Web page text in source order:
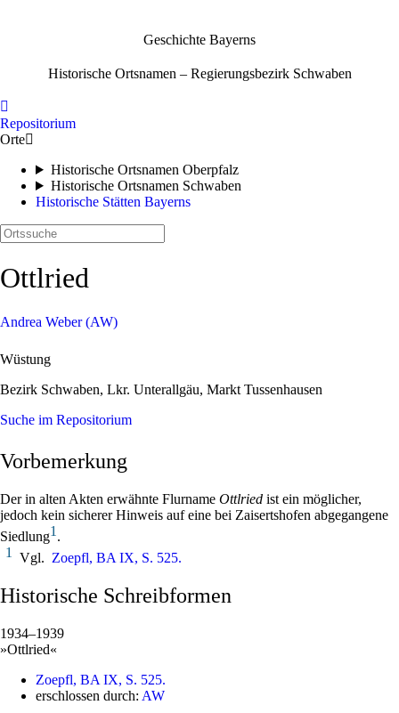
Geschichte Bayerns
Historische Ortsnamen – Regierungsbezirk Schwaben

Repositorium
Orte
Historische Ortsnamen Oberpfalz
Historische Ortsnamen Schwaben
Historische Stätten Bayerns
Ottlried
Andrea Weber(AW)
Wüstung
Bezirk Schwaben, Lkr. Unterallgäu, Markt Tussenhausen
Suche im Repositorium
Vorbemerkung
Der in alten Akten erwähnte Flurname Ottlried ist ein möglicher,
jedoch kein sicherer Hinweis auf eine bei Zaisertshofen abgegangene
Siedlung1 .
1
Vgl. Zoepfl, BA IX, S. 525.
Historische Schreibformen
1934–1939
»Ottlried«
Zoepfl, BA IX, S. 525.
erschlossen durch: AW